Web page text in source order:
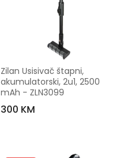
Zilan Usisivač štapni,
akumulatorski, 2u1, 2500
mAh - ZLN3099
300 KM